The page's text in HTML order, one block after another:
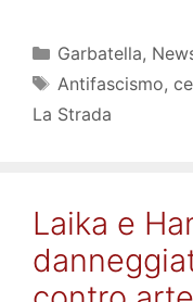
Categorie
Garbatella,
Tag
Antifascismo,
La Strada
Laika e